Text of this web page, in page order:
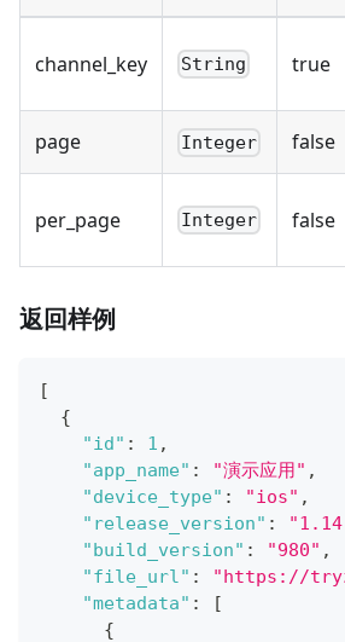
channel_key String true
page Integer false
per_page Integer false
返回样例
[
{
"id" : 1 ,
"app_name" : "演示应用" ,
"device_type" : "ios" ,
"release_version" :
"build_version" : "980" ,
"file_url" :
"https://
"metadata" :
[
{